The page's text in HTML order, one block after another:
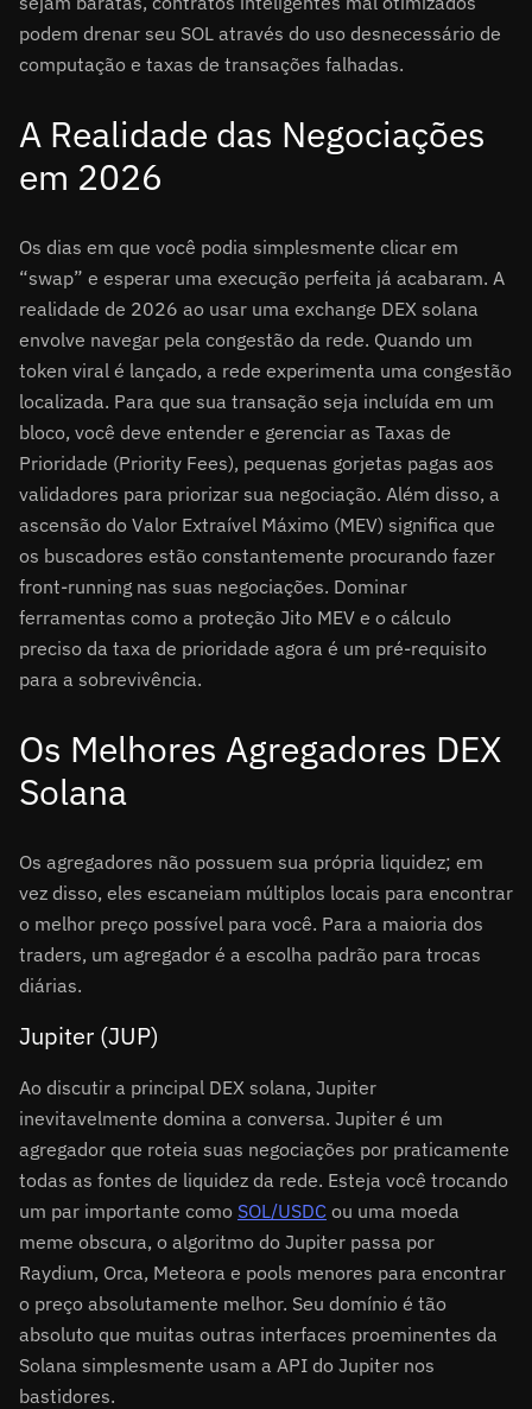
podem drenar seu SOL através do uso desnecessário de
computação e taxas de transações falhadas.
A Realidade das Negociações
em 2026
Os dias em que você podia simplesmente clicar em
“swap” e esperar uma execução perfeita já acabaram. A
realidade de 2026 ao usar uma exchange DEX solana
envolve navegar pela congestão da rede. Quando um
token viral é lançado, a rede experimenta uma congestão
localizada. Para que sua transação seja incluída em um
bloco, você deve entender e gerenciar as Taxas de
Prioridade (Priority Fees), pequenas gorjetas pagas aos
validadores para priorizar sua negociação. Além disso, a
ascensão do Valor Extraível Máximo (MEV) significa que
os buscadores estão constantemente procurando fazer
front-running nas suas negociações. Dominar
ferramentas como a proteção Jito MEV e o cálculo
preciso da taxa de prioridade agora é um pré-requisito
para a sobrevivência.
Os Melhores Agregadores DEX
Solana
Os agregadores não possuem sua própria liquidez; em
vez disso, eles escaneiam múltiplos locais para encontrar
o melhor preço possível para você. Para a maioria dos
traders, um agregador é a escolha padrão para trocas
diárias.
Jupiter (JUP)
Ao discutir a principal DEX solana, Jupiter
inevitavelmente domina a conversa. Jupiter é um
agregador que roteia suas negociações por praticamente
todas as fontes de liquidez da rede. Esteja você trocando
um par importante como SOL/USDC ou uma moeda
meme obscura, o algoritmo do Jupiter passa por
Raydium, Orca, Meteora e pools menores para encontrar
o preço absolutamente melhor. Seu domínio é tão
absoluto que muitas outras interfaces proeminentes da
Solana simplesmente usam a API do Jupiter nos
bastidores.